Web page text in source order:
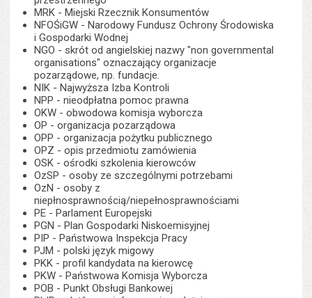
MRK - Miejski Rzecznik Konsumentów
NFOŚiGW - Narodowy Fundusz Ochrony Środowiska
i Gospodarki Wodnej
NGO - skrót od angielskiej nazwy "non governmental
organisations" oznaczający organizacje
pozarządowe, np. fundacje.
NIK - Najwyższa Izba Kontroli
NPP - nieodpłatna pomoc prawna
OKW - obwodowa komisja wyborcza
OP - organizacja pozarządowa
OPP - organizacja pożytku publicznego
OPZ - opis przedmiotu zamówienia
OSK - ośrodki szkolenia kierowców
OzSP - osoby ze szczególnymi potrzebami
OzN - osoby z
niepłnosprawnością/niepełnosprawnościami
PE - Parlament Europejski
PGN - Plan Gospodarki Niskoemisyjnej
PIP - Państwowa Inspekcja Pracy
PJM - polski język migowy
PKK - profil kandydata na kierowcę
PKW - Państwowa Komisja Wyborcza
POB - Punkt Obsługi Bankowej